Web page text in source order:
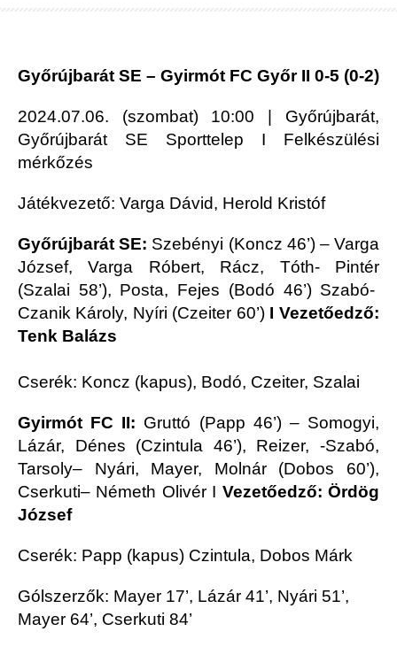
Győrújbarát SE – Gyirmót FC Győr II 0-5 (0-2)
2024.07.06. (szombat) 10:00 | Győrújbarát,
Győrújbarát SE Sporttelep I Felkészülési
mérkőzés
Játékvezető: Varga Dávid, Herold Kristóf
Győrújbarát SE: Szebényi (Koncz 46’) – Varga
József, Varga Róbert, Rácz, Tóth- Pintér
(Szalai 58’), Posta, Fejes (Bodó 46’) Szabó-
Czanik Károly, Nyíri (Czeiter 60’) I Vezetőedző:
Tenk Balázs
Cserék: Koncz (kapus), Bodó, Czeiter, Szalai
Gyirmót FC II: Gruttó (Papp 46’) – Somogyi,
Lázár, Dénes (Czintula 46’), Reizer,
-Szabó,
Tarsol y– Nyári, Mayer, Molnár (Dobos 60’),
Cserkuti– Németh Olivér I Vezetőedző: Ördög
József
Cserék: Papp (kapus) Czintula, Dobos Márk
Gólszerzők: Mayer 17’, Lázár 41’, Nyári 51’,
Mayer 64’, Cserkuti 84’